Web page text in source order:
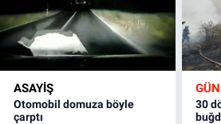
ASAYİŞ
Otomobil domuza böyle
çarptı
30